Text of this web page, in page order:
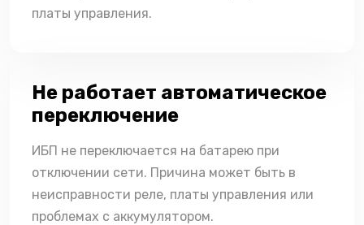
платы управления.
Не работает автоматическое
переключение
ИБП не переключается на батарею при
отключении сети. Причина может быть в
неисправности реле, платы управления или
проблемах с аккумулятором.